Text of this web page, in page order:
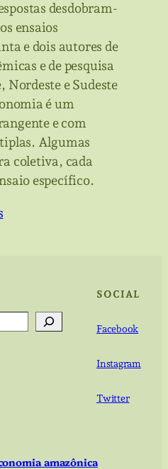
desdobram-
ensaios
e dois autores de
e de pesquisa
Nordeste e Sudeste
é um
e com
Algumas
coletiva, cada
específico.
SOCIAL
Facebook
Instagram
Twitter
amazônica